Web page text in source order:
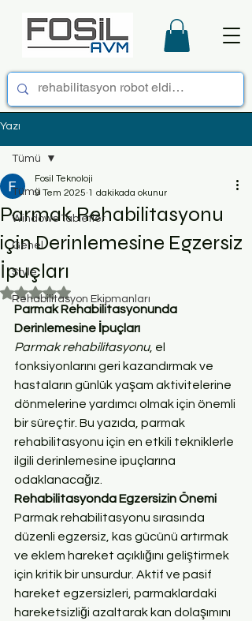
Yazı
Tümü
Windows Tabletler
Genel
Style
Rehabilitasyon Ekipmanları
Tümü
Parmak Rehabilitasyonu
için Derinlemesine Egzersiz
İpuçları
Fosil Teknoloji
9 Tem 2025 1 dakikada okunur
5 üzerinden NaN yıldız
Parmak Rehabilitasyonunda
Derinlemesine İpuçları
Parmak rehabilitasyonu, el
fonksiyonlarını geri kazandırmak ve
hastaların günlük yaşam aktivitelerine
dönmelerine yardımcı olmak için önemli
bir süreçtir. Bu yazıda, parmak
rehabilitasyonu için en etkili tekniklerle
ilgili derinlemesine ipuçlarına
odaklanacağız.
Rehabilitasyonda Egzersizin Önemi
Parmak rehabilitasyonu sırasında
düzenli egzersiz, kas gücünü artırmak
ve eklem hareket açıklığını geliştirmek
için kritik bir unsurdur. Aktif ve pasif
hareket egzersizleri, parmaklardaki
hareketsizliği azaltarak kan dolaşımını